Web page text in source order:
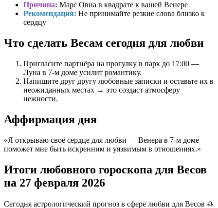
Причина: Марс Овна в квадрате к вашей Венере
Рекомендация: Не принимайте резкие слова близко к
сердцу
Что сделать Весам сегодня для любви
Пригласите партнёра на прогулку в парк до 17:00 —
Луна в 7-м доме усилит романтику.
Напишите друг другу любовные записки и оставьте их в
неожиданных местах → это создаст атмосферу
нежности.
Аффирмация дня
«Я открываю своё сердце для любви — Венера в 7-м доме
поможет мне быть искренним и уязвимым в отношениях.»
Итоги любовного гороскопа для Весов
на 27 февраля 2026
Сегодня астрологический прогноз в сфере любви для Весов ♎